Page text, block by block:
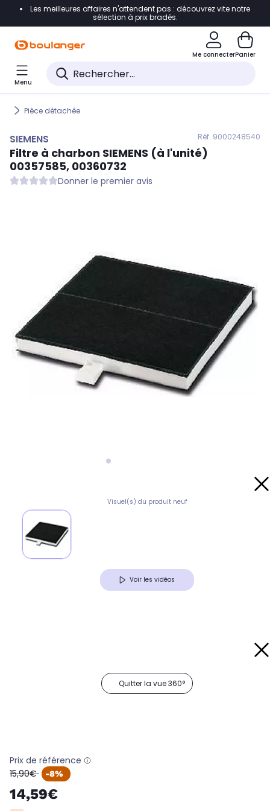
Accéder directement à la navigation
Accéder directement au pied de page
Accéder directement au chatbot
Les meilleures affaires n'attendent pas : découvrez vite notre
sélection à prix bradés.
Me connecterPanier
Menu
Pièce détachée
SIEMENS Réf. 9000248540
Filtre à charbon SIEMENS (à l'unité)
00357585, 00360732
Donner le premier avis
Visuel(s) du produit neuf
Voir les vidéos
Quitter la vue 360°
Prix de référence
oldPrice
15,90€ -8%
14,59€